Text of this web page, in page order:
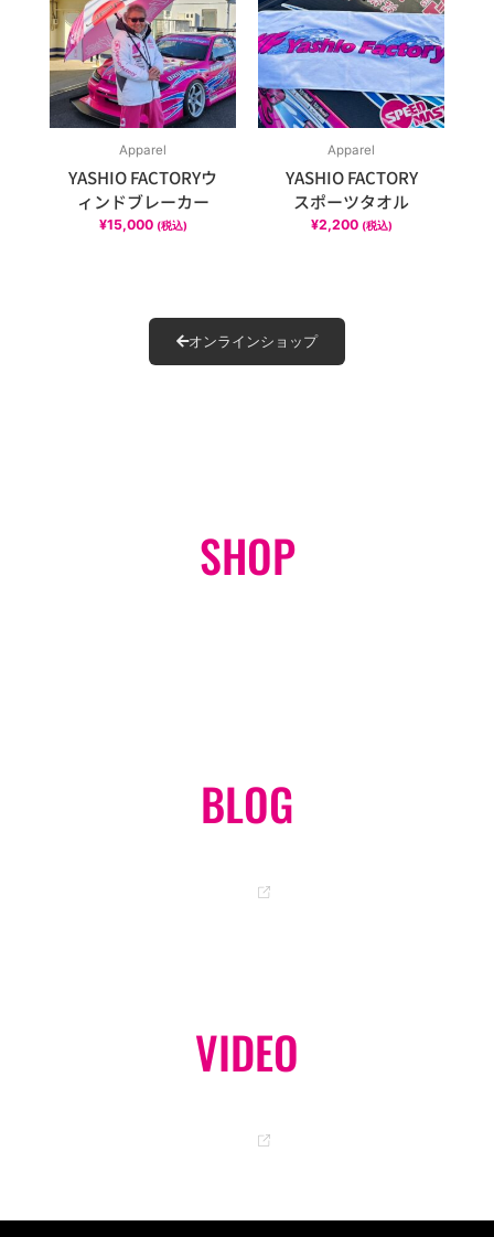
Apparel
YASHIO FACTORYウ
ィンドブレーカー
¥15,000 (税込)
Apparel
YASHIO FACTORY
スポーツタオル
¥2,200 (税込)
オンラインショップ
SHOP
BLOG
VIDEO